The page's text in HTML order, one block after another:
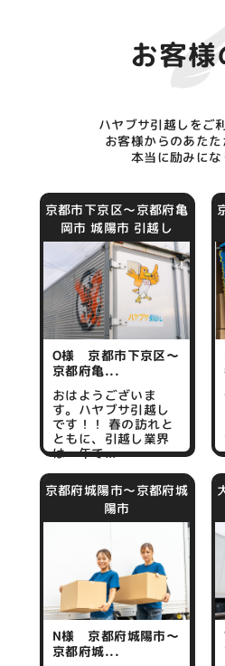
お客様
ハヤブサ引越しをご
お客様からのあたた
本当に励みにな
京都市下京区～京都府亀
岡市 城陽市 引越し
O様 京都市下京区～
京都府亀...
おはようございま
す。ハヤブサ引越し
です！！ 春の訪れと
ともに、引越し業界
は一年で...
京都府城陽市～京都府城
陽市
N様 京都府城陽市～
京都府城...